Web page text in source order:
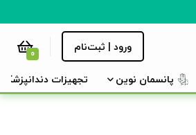
ورود | ثبت‌نام 0
پانسمان نوین تجهیزات دندانپزشکی